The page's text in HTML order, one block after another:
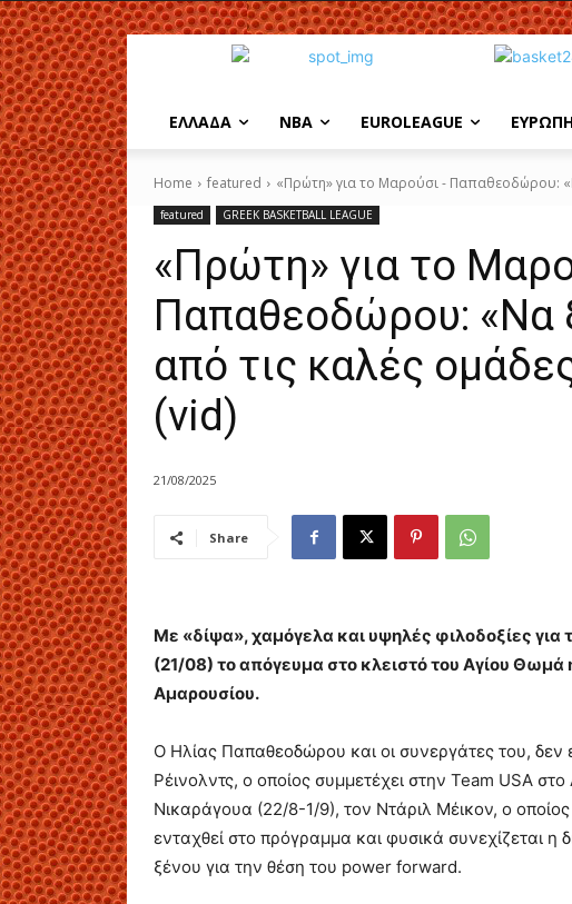
EΛΛΑΔΑ NBA ΕUROLEAGUE
Home featured «Πρώτη» για το Μαρούσι - Παπαθεοδώρου:
featured GREEK BASKETBALL LEAGUE
«Πρώτη» για το
Παπαθεοδώρου: «Να
από τις καλές
(vid)
21/08/2025
Share
Με «δίψα», χαμόγελα και υψηλές φιλοδοξίες
(21/08) το απόγευμα στο κλειστό του Αγίου
Αμαρουσίου.
Ο Ηλίας Παπαθεοδώρου και οι συνεργάτες του, δεν
Ρέινολντς, ο οποίος συμμετέχει στην Team USA
Νικαράγουα (22/8-1/9), τον Ντάριλ Μέικον, ο
ενταχθεί στο πρόγραμμα και φυσικά συνεχίζεται η
ξένου για την θέση του power forward.